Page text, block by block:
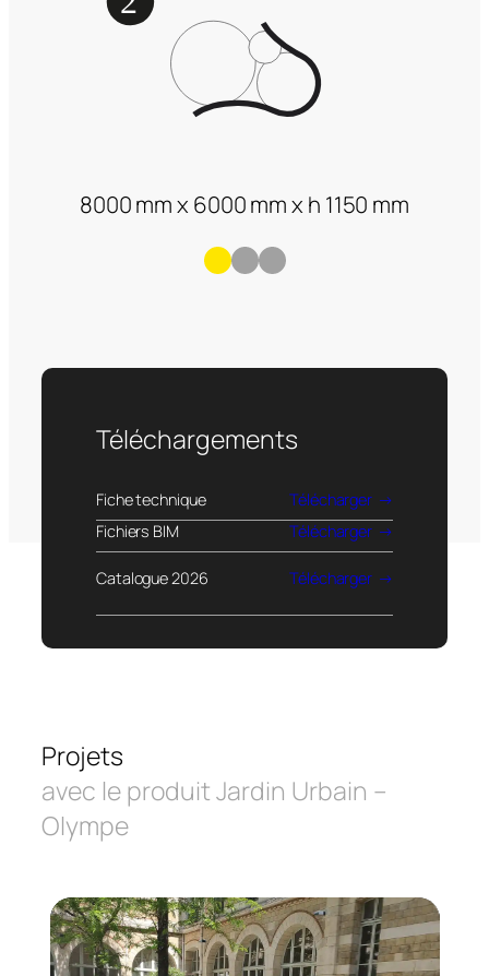
8000 mm x 6000 mm x h 1150 mm
Téléchargements
Fiche technique
Télécharger
Fichiers BIM
Télécharger
Catalogue 2026 Télécharger
Projets
avec le produit Jardin Urbain –
Olympe